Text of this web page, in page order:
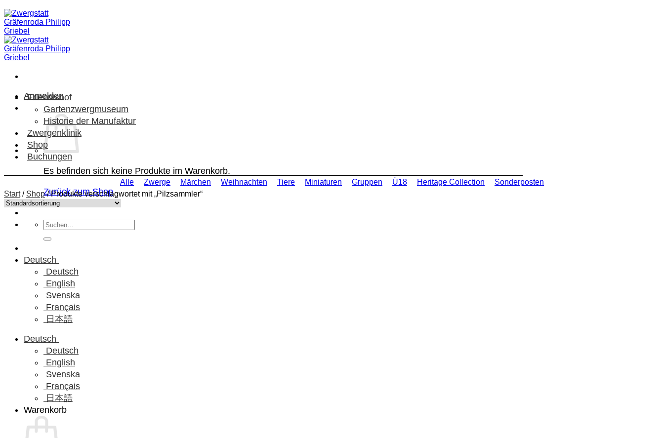
Zum
Inhalt
springen
Anmelden
Es befinden sich keine Produkte im Warenkorb.
Zurück zum Shop
Suchen
nach:
Deutsch
Deutsch
English
Svenska
Français
日本語
Deutsch
Deutsch
English
Svenska
Français
日本語
Warenkorb
Erlebnishof
Gartenzwergmuseum
Historie der Manufaktur
Zwergenklinik
Shop
Buchungen
Alle Zwerge Märchen Weihnachten Tiere Miniaturen Gruppen Ü18 Heritage Collection
Sonderposten
Start / Shop /Produkte verschlagwortet mit „Pilzsammler“